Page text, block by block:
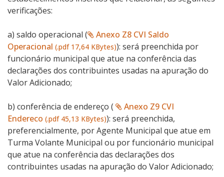
verificações:
a) saldo operacional (
Anexo Z8 CVI Saldo
Operacional (.pdf 17,64 KBytes)): será preenchida por
funcionário municipal que atue na conferência das
declarações dos contribuintes usadas na apuração do
Valor Adicionado;
b) conferência de endereço (
Anexo Z9 CVI
Endereco (.pdf 45,13 KBytes)): será preenchida,
preferencialmente, por Agente Municipal que atue em
Turma Volante Municipal ou por funcionário municipal
que atue na conferência das declarações dos
contribuintes usadas na apuração do Valor Adicionado;